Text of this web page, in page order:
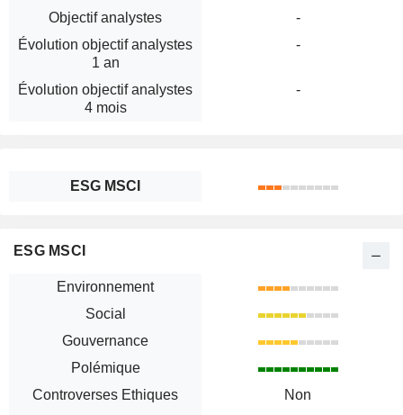
Objectif analystes
-
Évolution objectif analystes
1 an
-
Évolution objectif analystes
4 mois
-
ESG MSCI
ESG MSCI
Environnement
Social
Gouvernance
Polémique
Controverses Ethiques
Non